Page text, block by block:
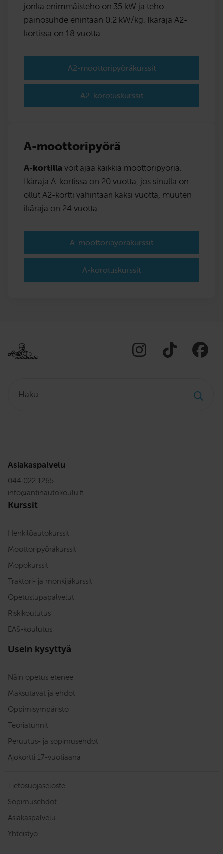
jonka enimmäisteho on 35 kW ja teho-
painosuhde enintään 0,2 kW/kg. Ikäraja A2-
kortissa on 18 vuotta.
A2-moottoripyöräkurssit
A2-korotuskurssit
A-moottoripyörä
A-kortillavoit ajaa kaikkia moottoripyöriä.
Ikäraja A-kortissa on 20 vuotta, jos sinulla on
ollut A2-kortti vähintään kaksi vuotta, muuten
ikäraja on 24 vuotta.
A-moottoripyöräkurssit
A-korotuskurssit
Asiakaspalvelu
044 022 1265
info@antinautokoulu.fi
Kurssit
Henkilöautokurssit
Moottoripyöräkurssit
Mopokurssit
Traktori- ja mönkijäkurssit
Opetuslupapalvelut
Riskikoulutus
EAS-koulutus
Usein kysyttyä
Näin opetus etenee
Maksutavat ja ehdot
Oppimisympäristö
Teoriatunnit
Peruutus- ja sopimusehdot
Ajokortti 17-vuotiaana
Tietosuojaseloste
Sopimusehdot
Asiakaspalvelu
Yhteistyö